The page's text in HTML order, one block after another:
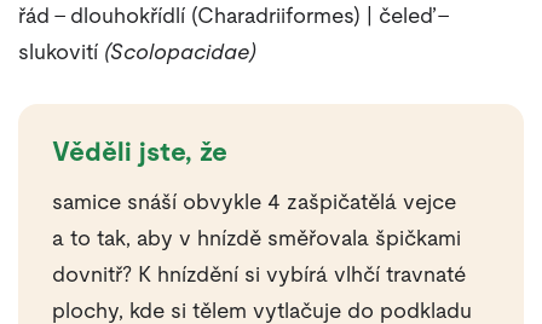
řád – dlouhokřídlí (Charadriiformes) | čeleď –
slukovití (Scolopacidae)
Věděli jste, že
samice snáší obvykle 4 zašpičatělá vejce
a to tak, aby v hnízdě směřovala špičkami
dovnitř? K hnízdění si vybírá vlhčí travnaté
plochy, kde si tělem vytlačuje do podkladu